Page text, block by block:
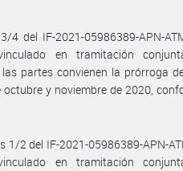
4 del IF-2021-05986389-APN-
vinculado en tramitación
las partes convienen la prórroga
y noviembre de 2020,
1/2 del IF-2021-05986389-APN-
vinculado en tramitación